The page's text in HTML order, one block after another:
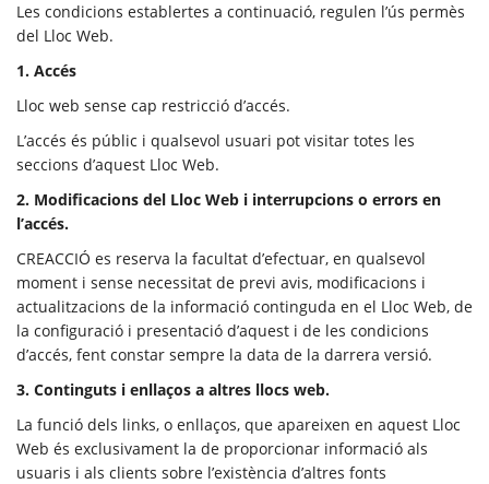
Les condicions establertes a continuació, regulen l’ús permès
del Lloc Web.
1. Accés
Lloc web sense cap restricció d’accés.
L’accés és públic i qualsevol usuari pot visitar totes les
seccions d’aquest Lloc Web.
2. Modificacions del Lloc Web i interrupcions o errors en
l’accés.
CREACCIÓ es reserva la facultat d’efectuar, en qualsevol
moment i sense necessitat de previ avis, modificacions i
actualitzacions de la informació continguda en el Lloc Web, de
la configuració i presentació d’aquest i de les condicions
d’accés, fent constar sempre la data de la darrera versió.
3. Continguts i enllaços a altres llocs web.
La funció dels links, o enllaços, que apareixen en aquest Lloc
Web és exclusivament la de proporcionar informació als
usuaris i als clients sobre l’existència d’altres fonts